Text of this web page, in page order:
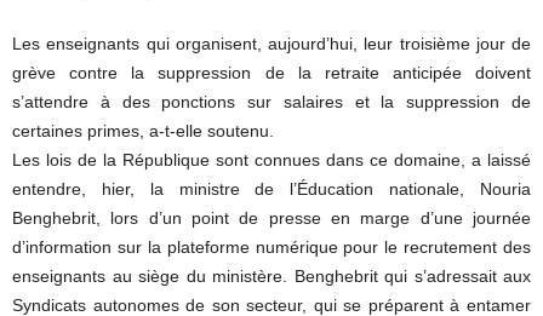
Les enseignants qui organisent, aujourd’hui, leur troisième jour de
grève contre la suppression de la retraite anticipée doivent
s’attendre à des ponctions sur salaires et la suppression de
certaines primes, a-t-elle soutenu.
Les lois de la République sont connues dans ce domaine, a laissé
entendre, hier, la ministre de l’Éducation nationale, Nouria
Benghebrit, lors d’un point de presse en marge d’une journée
d’information sur la plateforme numérique pour le recrutement des
enseignants au siège du ministère. Benghebrit qui s’adressait aux
Syndicats autonomes de son secteur, qui se préparent à entamer